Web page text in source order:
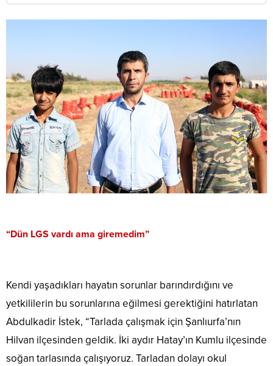
“Dün LGS vardı ama giremedim”
Kendi yaşadıkları hayatın sorunlar barındırdığını ve
yetkililerin bu sorunlarına eğilmesi gerektiğini hatırlatan
Abdulkadir İstek, “Tarlada çalışmak için Şanlıurfa’nın
Hilvan ilçesinden geldik. İki aydır Hatay’ın Kumlu ilçesinde
soğan tarlasında çalışıyoruz. Tarladan dolayı okul